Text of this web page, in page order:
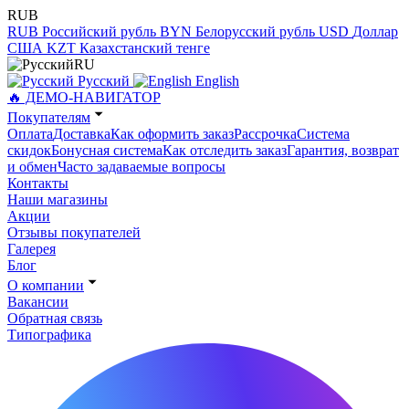
RUB
RUB Российский рубль BYN Белорусский рубль USD Доллар
США KZT Казахстанский тенге
RU
Русский
English
🔥 ДЕМО-НАВИГАТОР
Покупателям
ОплатаДоставкаКак оформить заказРассрочкаСистема
скидокБонусная системаКак отследить заказГарантия, возврат
и обменЧасто задаваемые вопросы
Контакты
Наши магазины
Акции
Отзывы покупателей
Галерея
Блог
О компании
Вакансии
Обратная связь
Типографика